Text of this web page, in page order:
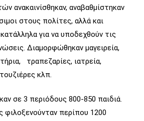
ανακαινίσθηκαν, αναβαθμίστηκαν
στους πολίτες, αλλά και
για να υποδεχθούν τις
Διαμορφώθηκαν μαγειρεία,
τραπεζαρίες, ιατρεία,
κλπ.
σε 3 περιόδους 800-850 παιδιά.
φιλοξενούνταν περίπου 1200